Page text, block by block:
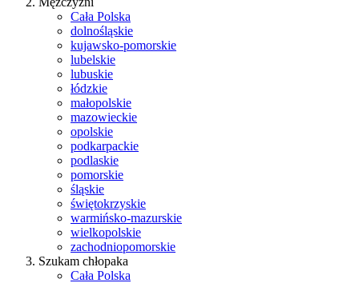
Cała Polska
dolnośląskie
kujawsko-pomorskie
lubelskie
lubuskie
łódzkie
małopolskie
mazowieckie
opolskie
podkarpackie
podlaskie
pomorskie
śląskie
świętokrzyskie
warmińsko-mazurskie
wielkopolskie
zachodniopomorskie
Szukam chłopaka
Cała Polska